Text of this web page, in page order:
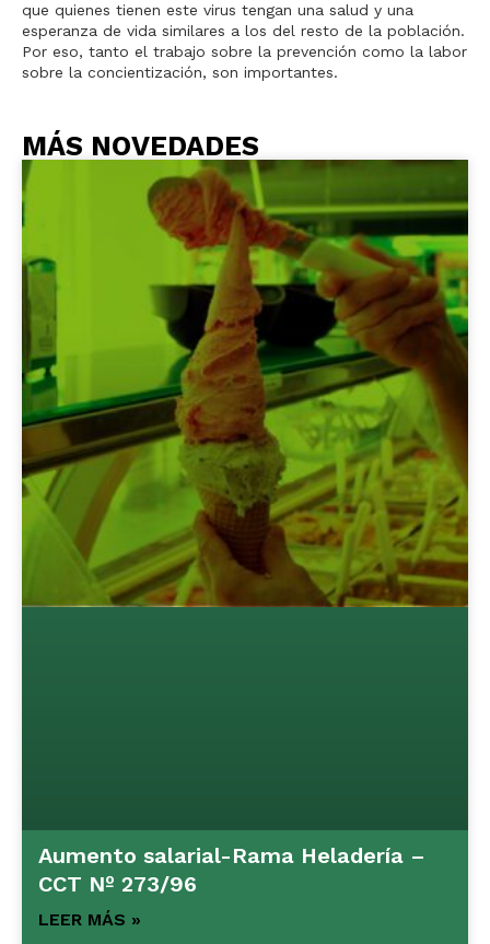
que quienes tienen este virus tengan una salud y una
esperanza de vida similares a los del resto de la población.
Por eso, tanto el trabajo sobre la prevención como la labor
sobre la concientización, son importantes.
MÁS NOVEDADES
Aumento salarial-Rama Heladería –
CCT Nº 273/96
LEER MÁS »